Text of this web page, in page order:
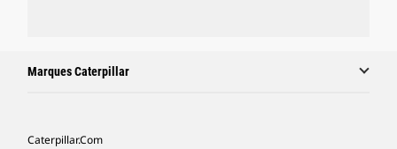
Marques Caterpillar
Caterpillar.com